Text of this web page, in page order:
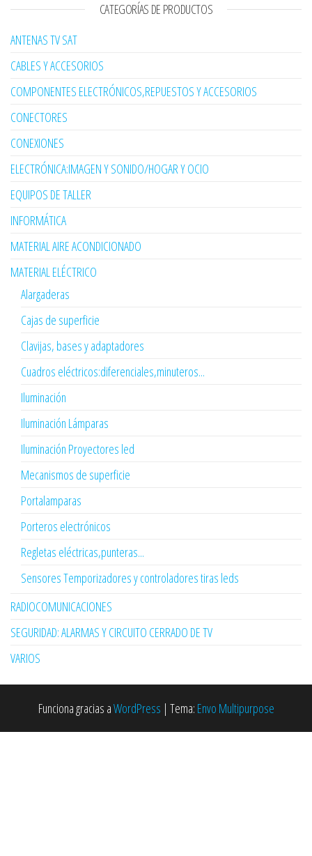
CATEGORÍAS DE PRODUCTOS
ANTENAS TV SAT
CABLES Y ACCESORIOS
COMPONENTES ELECTRÓNICOS,REPUESTOS Y ACCESORIOS
CONECTORES
CONEXIONES
ELECTRÓNICA:IMAGEN Y SONIDO/HOGAR Y OCIO
EQUIPOS DE TALLER
INFORMÁTICA
MATERIAL AIRE ACONDICIONADO
MATERIAL ELÉCTRICO
Alargaderas
Cajas de superficie
Clavijas, bases y adaptadores
Cuadros eléctricos:diferenciales,minuteros...
Iluminación
Iluminación Lámparas
Iluminación Proyectores led
Mecanismos de superficie
Portalamparas
Porteros electrónicos
Regletas eléctricas,punteras...
Sensores Temporizadores y controladores tiras leds
RADIOCOMUNICACIONES
SEGURIDAD: ALARMAS Y CIRCUITO CERRADO DE TV
VARIOS
Funciona gracias aWordPress | Tema: Envo Multipurpose